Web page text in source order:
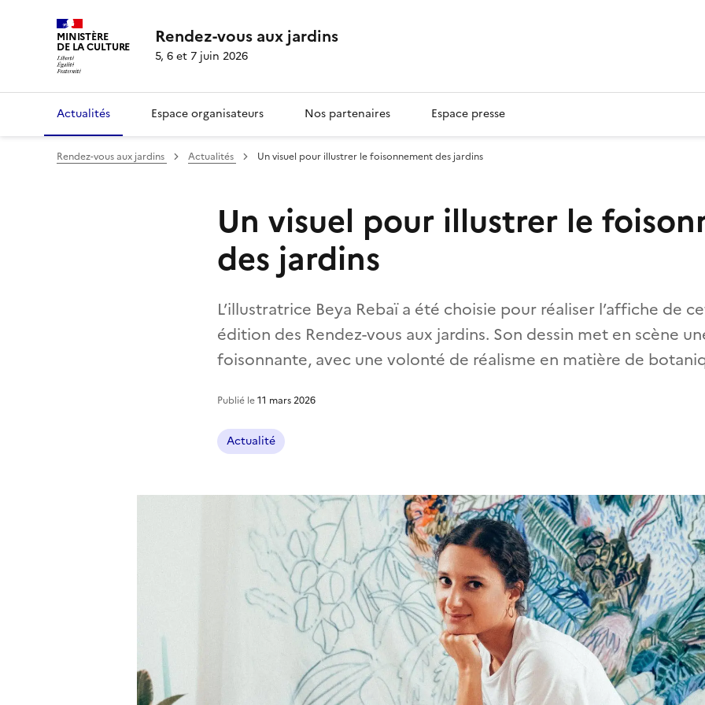
MINISTÈRE
DE LA CULTURE Rendez-vous aux jardins
5, 6 et 7 juin 2026
Actualités Espace organisateurs Nos partenaires Espace presse
Rendez-vous aux jardins Actualités Un visuel pour illustrer le foisonnement des jardins
Un visuel pour illustrer le
des jardins
L’illustratrice Beya Rebaï a été choisie pour réaliser l’affiche de
édition des Rendez-vous aux jardins. Son dessin met en scène
foisonnante, avec une volonté de réalisme en matière de
Publié le11 mars 2026
Actualité